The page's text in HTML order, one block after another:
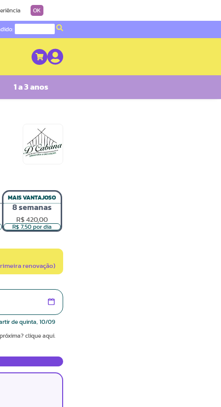
OK
1 a 3 anos
D'Cabana
Artesanatoa
e
Decorações
MAIS VANTAJOSO
8 semanas
R$ 420,00
R$ 7,50 por dia
renovação)
de quinta, 10/09
clique aqui.